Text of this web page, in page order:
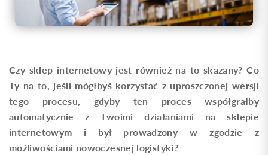
Czy sklep internetowy jest również na to skazany? Co
Ty na to, jeśli mógłbyś korzystać z uproszczonej wersji
tego procesu, gdyby ten proces współgrałby
automatycznie z Twoimi działaniami na sklepie
internetowym i był prowadzony w zgodzie z
możliwościami nowoczesnej logistyki?